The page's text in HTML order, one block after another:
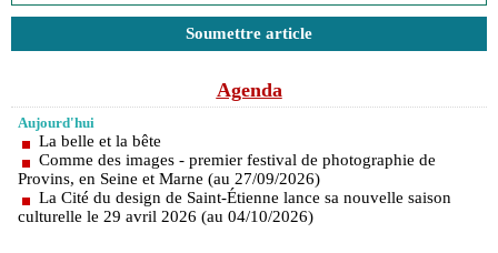
Soumettre article
Agenda
Aujourd'hui
La belle et la bête
Comme des images - premier festival de photographie de
Provins, en Seine et Marne (au 27/09/2026)
La Cité du design de Saint-Étienne lance sa nouvelle saison
culturelle le 29 avril 2026 (au 04/10/2026)